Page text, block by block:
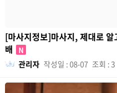
[마사지정보]마사지, 제대로 알
배
N
관리자 작성일 : 08-07 조회 : 3